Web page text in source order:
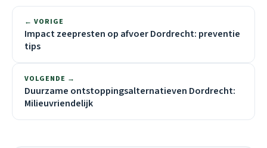
← VORIGE
Impact zeepresten op afvoer Dordrecht: preventie
tips
VOLGENDE →
Duurzame ontstoppingsalternatieven Dordrecht:
Milieuvriendelijk